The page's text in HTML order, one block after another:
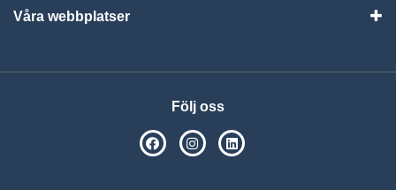
Våra webbplatser
Följ oss
SPSM på Facebook
SPSM på Instagram